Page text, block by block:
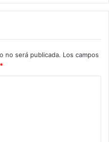
no será publicada. Los campos
*